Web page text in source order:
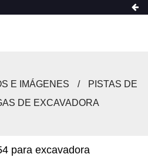
E IMÁGENES
PISTAS DE
DE EXCAVADORA
para excavadora